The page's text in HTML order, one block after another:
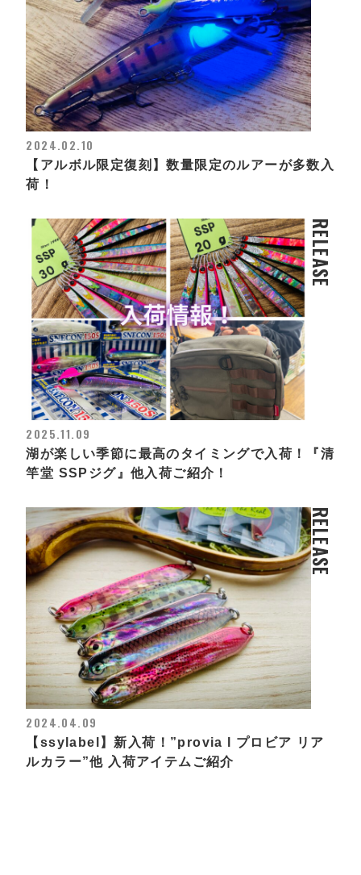
2024.02.10
【アルボル限定復刻】数量限定のルアーが多数入
荷！
RELEASE
2025.11.09
湖が楽しい季節に最高のタイミングで入荷！『清
竿堂 SSPジグ』他入荷ご紹介！
RELEASE
2024.04.09
【ssylabel】新入荷！”provia l プロビア リア
ルカラー”他 入荷アイテムご紹介